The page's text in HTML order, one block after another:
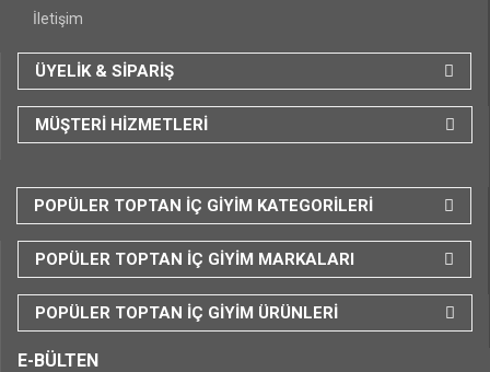
İletişim
ÜYELİK & SİPARİŞ
MÜŞTERİ HİZMETLERİ
POPÜLER TOPTAN İÇ GİYİM KATEGORİLERİ
POPÜLER TOPTAN İÇ GİYİM MARKALARI
POPÜLER TOPTAN İÇ GİYİM ÜRÜNLERİ
E-BÜLTEN